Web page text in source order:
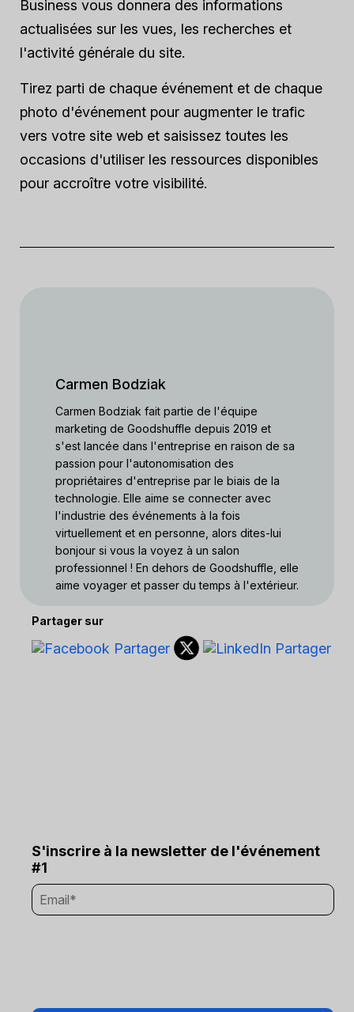
Business vous donnera des informations
actualisées sur les vues, les recherches et
l'activité générale du site.
Tirez parti de chaque événement et de chaque
photo d'événement pour augmenter le trafic
vers votre site web et saisissez toutes les
occasions d'utiliser les ressources disponibles
pour accroître votre visibilité.
Carmen Bodziak
Carmen Bodziak fait partie de l'équipe
marketing de Goodshuffle depuis 2019 et
s'est lancée dans l'entreprise en raison de sa
passion pour l'autonomisation des
propriétaires d'entreprise par le biais de la
technologie. Elle aime se connecter avec
l'industrie des événements à la fois
virtuellement et en personne, alors dites-lui
bonjour si vous la voyez à un salon
professionnel ! En dehors de Goodshuffle, elle
aime voyager et passer du temps à l'extérieur.
Partager sur
S'inscrire à la newsletter de l'événement
#1